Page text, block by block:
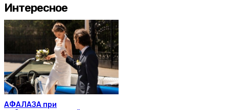
Интересное
АФАЛАЗА при